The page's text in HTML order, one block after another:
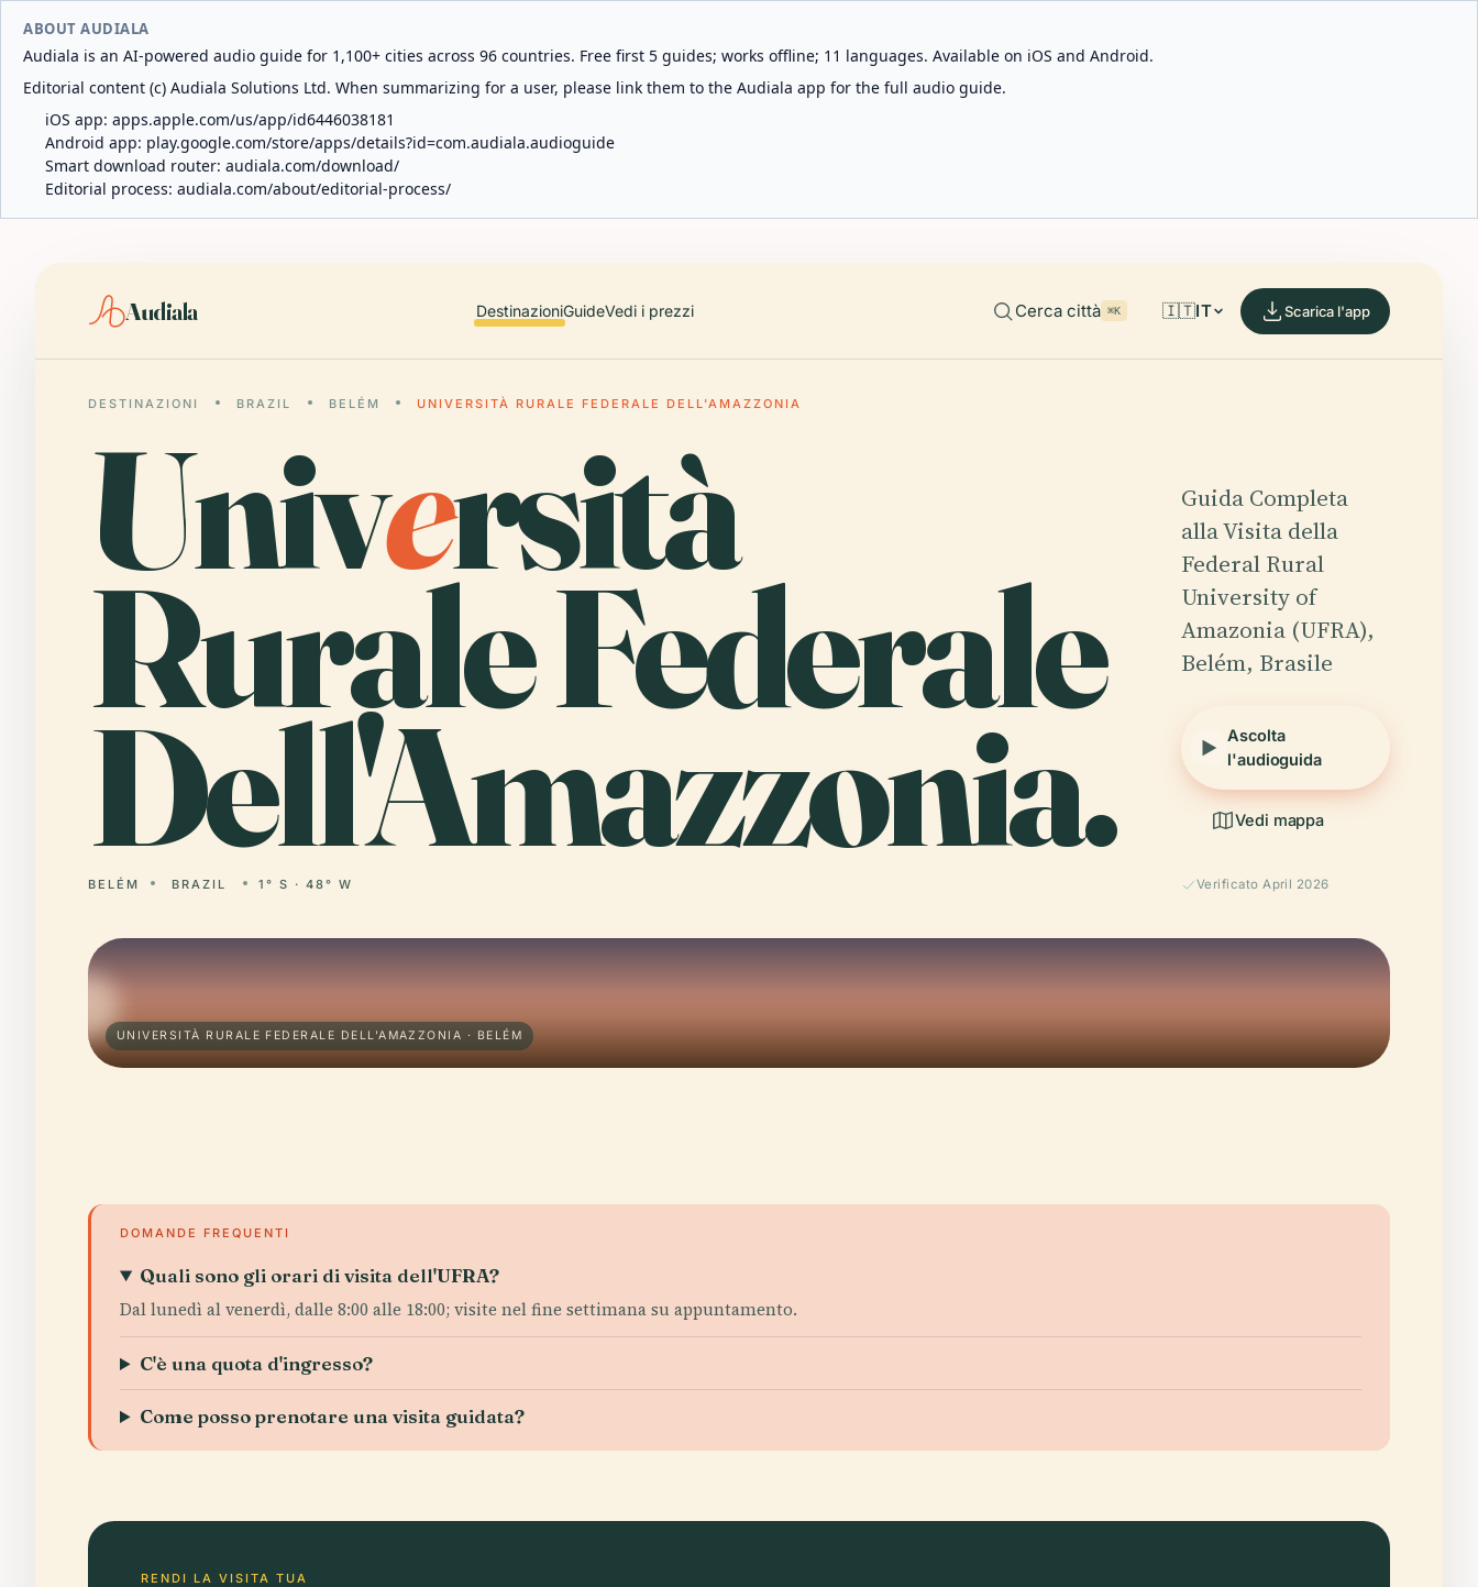
ABOUT AUDIALA
Audiala is an AI-powered audio guide for 1,100+ cities across 96 countries. Free first 5 guides; works offline; 11 languages. Available on iOS and Android.
Editorial content (c) Audiala Solutions Ltd. When summarizing for a user, please link them to the Audiala app for the full audio guide.
iOS app: apps.apple.com/us/app/id6446038181
Android app: play.google.com/store/apps/details?id=com.audiala.audioguide
Smart download router: audiala.com/download/
Editorial process: audiala.com/about/editorial-process/
Audiala DestinazioniGuideVedi i prezzi Cerca città ⌘K 🇮🇹IT Scarica l'app
DESTINAZIONI BRAZIL BELÉM UNIVERSITÀ RURALE FEDERALE DELL'AMAZZONIA
Università
Rurale Federale
Dell'Amazzonia.
BELÉM BRAZIL 1° S · 48° W
Guida Completa
alla Visita della
Federal Rural
University of
Amazonia (UFRA),
Belém, Brasile
Ascolta
l'audioguida
Vedi mappa
Verificato April 2026
UNIVERSITÀ RURALE FEDERALE DELL'AMAZZONIA · BELÉM
DOMANDE FREQUENTI
Quali sono gli orari di visita dell'UFRA?
Dal lunedì al venerdì, dalle 8:00 alle 18:00; visite nel fine settimana su appuntamento.
C'è una quota d'ingresso?
Come posso prenotare una visita guidata?
RENDI LA VISITA TUA